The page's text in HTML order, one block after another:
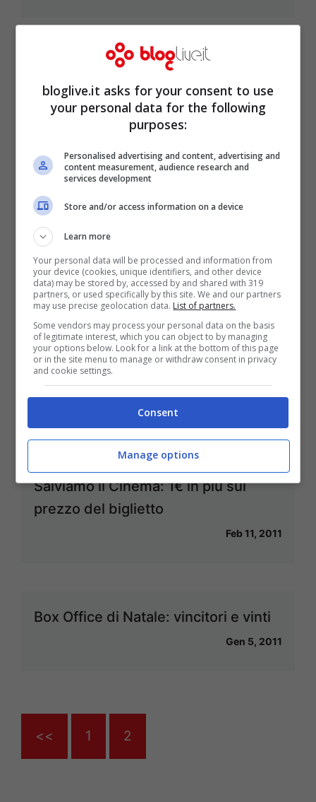
David Di Donatello 2011: Tutte le
candidature con “Noi Credevamo” in
pole position
Bloglive Guida Tv: La serata
televisiva del 3 aprile
Apr 3, 2011
Quentin Tarantino si dà al Western
con Franco Nero?
Salviamo il Cinema: 1€ in più sul
prezzo del biglietto
Feb 11, 2011
Box Office di Natale: vincitori e vinti
Gen 5, 2011
<< 1 2
bloglive.it asks for your consent to use
your personal data for the following
purposes:
Personalised advertising and content, advertising and
content measurement, audience research and
services development
Store and/or access information on a device
Learn more
Your personal data will be processed and information from
your device (cookies, unique identifiers, and other device
data) may be stored by, accessed by and shared with 319
partners, or used specifically by this site. We and our partners
may use precise geolocation data. List of partners.
Some vendors may process your personal data on the basis
of legitimate interest, which you can object to by managing
your options below. Look for a link at the bottom of this page
or in the site menu to manage or withdraw consent in privacy
and cookie settings.
Consent
Manage options